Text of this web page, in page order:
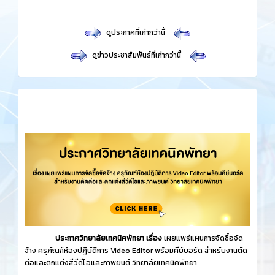
ดูประกาศที่เก่ากว่านี้
ดูข่าวประชาสัมพันธ์ที่เก่ากว่านี้
ประกาศวิทยาลัยเทคนิคพัทยา เรื่องเผยแพร่แผนการจัดซื้อจัด
จ้าง ครุภัณฑ์ห้องปฎิบัติการ Video Editor พร้อมคีย์บอร์ด สำหรับงานตัด
ต่อและตกแต่งสีวีดีโอและภาพยนต์ วิทยาลัยเทคนิคพัทยา